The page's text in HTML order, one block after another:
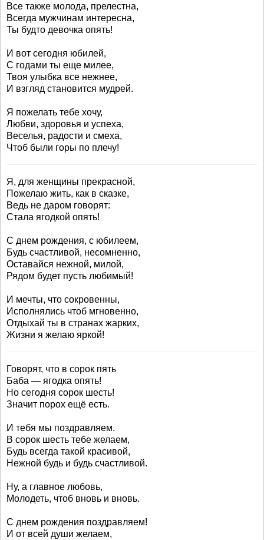
Все также молода, прелестна,
Всегда мужчинам интересна,
Ты будто девочка опять!
И вот сегодня юбилей,
С годами ты еще милее,
Твоя улыбка все нежнее,
И взгляд становится мудрей.
Я пожелать тебе хочу,
Любви, здоровья и успеха,
Веселья, радости и смеха,
Чтоб были горы по плечу!
Я, для женщины прекрасной,
Пожелаю жить, как в сказке,
Ведь не даром говорят:
Стала ягодкой опять!
С днем рождения, с юбилеем,
Будь счастливой, несомненно,
Оставайся нежной, милой,
Рядом будет пусть любимый!
И мечты, что сокровенны,
Исполнялись чтоб мгновенно,
Отдыхай ты в странах жарких,
Жизни я желаю яркой!
Говорят, что в сорок пять
Баба — ягодка опять!
Но сегодня сорок шесть!
Значит порох ещё есть.
И тебя мы поздравляем.
В сорок шесть тебе желаем,
Будь всегда такой красивой,
Нежной будь и будь счастливой.
Ну, а главное любовь,
Молодеть, чтоб вновь и вновь.
С днем рождения поздравляем!
И от всей души желаем,